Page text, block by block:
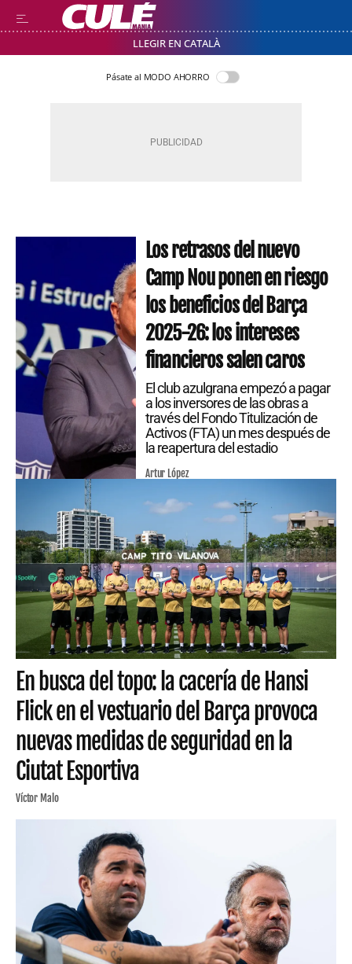
LLEGIR EN CATALÀ
Pásate al MODO AHORRO
Los retrasos del nuevo
Camp Nou ponen en riesgo
los beneficios del Barça
2025-26: los intereses
financieros salen caros
El club azulgrana empezó a pagar
a los inversores de las obras a
través del Fondo Titulización de
Activos (FTA) un mes después de
la reapertura del estadio
Artur López
En busca del topo: la cacería de Hansi
Flick en el vestuario del Barça provoca
nuevas medidas de seguridad en la
Ciutat Esportiva
Víctor Malo